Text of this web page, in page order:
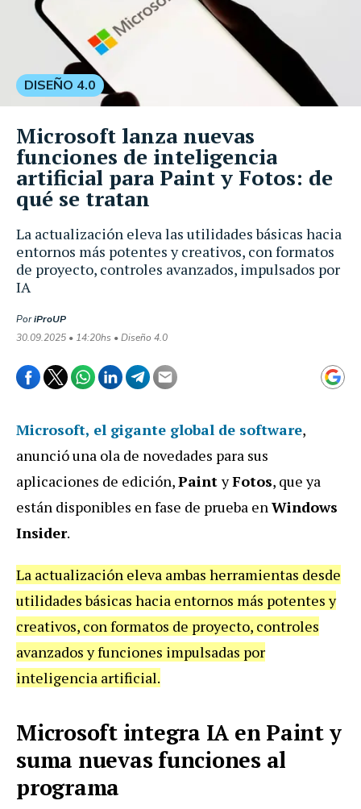
La actualización eleva las utilidades básicas hacia
entornos más potentes y creativos, con formatos
de proyecto, controles avanzados, impulsados por
IA
PoriProUP
30.09.2025 • 14:20hs • Diseño 4.0
DISEÑO 4.0
Microsoft lanza nuevas
funciones de inteligencia
artificial para Paint y Fotos: de
qué se tratan
Microsoft, el gigante global de software,
anuncióuna ola de novedades para sus
aplicaciones de edición,PaintyFotos, que ya
están disponibles en fase de prueba enWindows
Insider.
La actualización eleva ambas herramientas desde
utilidades básicas hacia entornos más potentes y
creativos, con formatos de proyecto, controles
avanzados y funciones impulsadas por
inteligencia artificial.
Microsoft integra IA en Paint y
suma nuevas funciones al
programa